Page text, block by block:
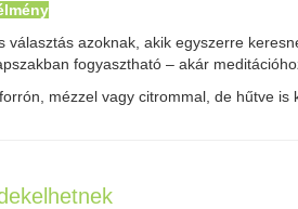
választás azoknak, akik egyszerre
fogyasztható – akár
mézzel vagy citrommal, de hűtve